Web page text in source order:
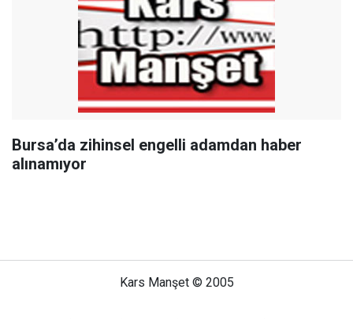
Bursa’da zihinsel engelli adamdan haber
alınamıyor
Kars Manşet © 2005